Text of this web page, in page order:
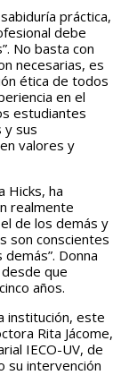
práctica,
debe
No basta con
necesarias, es
ética de todos
en el
estudiantes
y sus
valores y
Hicks, ha
realmente
de los demás y
son conscientes
Donna
que
años.
institución, este
Rita Jácome,
IECO-UV, de
su intervención